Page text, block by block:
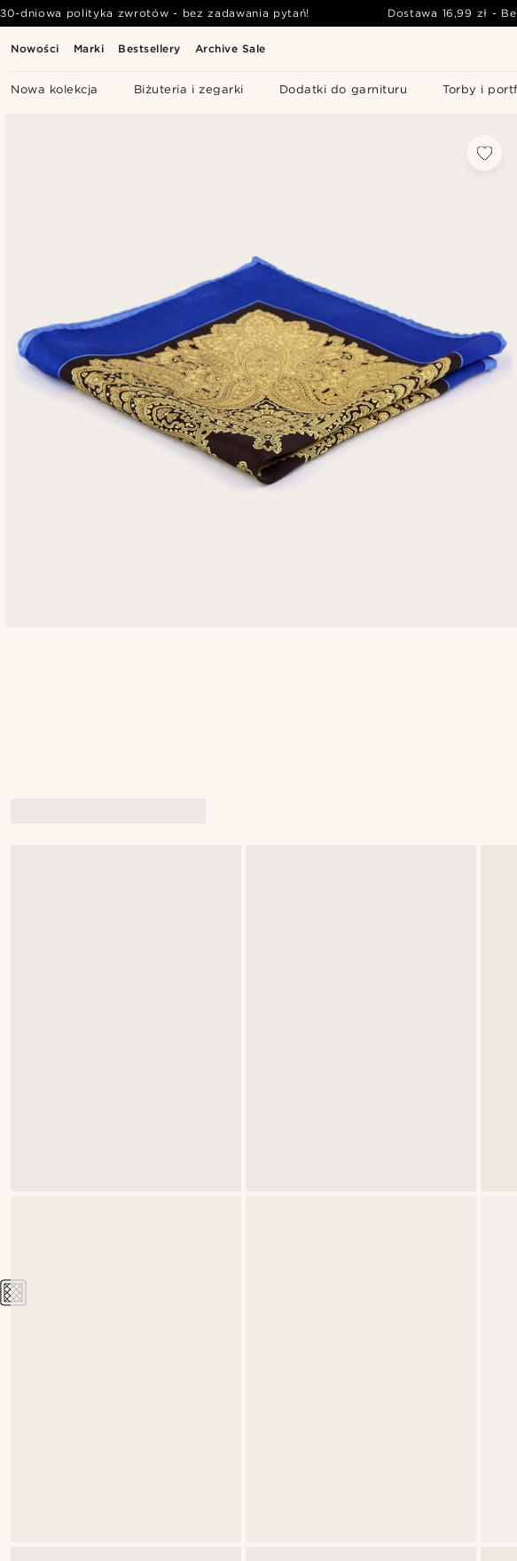
Nowości Marki Bestsellery Archive Sale
Nowa kolekcja Biżuteria i zegarki Dodatki do garnituru Torby i
30-dniowa polityka zwrotów - bez zadawania pytań! Dostawa 16,99 zł -